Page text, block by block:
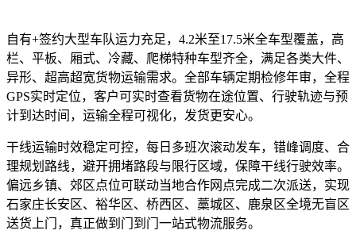
自有+签约大型车队运力充足，4.2米至17.5米全车型覆盖，高
栏、平板、厢式、冷藏、爬梯特种车型齐全，满足各类大件、
异形、超高超宽货物运输需求。全部车辆定期检修年审，全程
GPS实时定位，客户可实时查看货物在途位置、行驶轨迹与预
计到达时间，运输全程可视化，发货更安心。
干线运输时效稳定可控，每日多班次滚动发车，错峰调度、合
理规划路线，避开拥堵路段与限行区域，保障干线行驶效率。
偏远乡镇、郊区点位可联动当地合作网点完成二次派送，实现
石家庄长安区、裕华区、桥西区、藁城区、鹿泉区全境无盲区
送货上门，真正做到门到门一站式物流服务。